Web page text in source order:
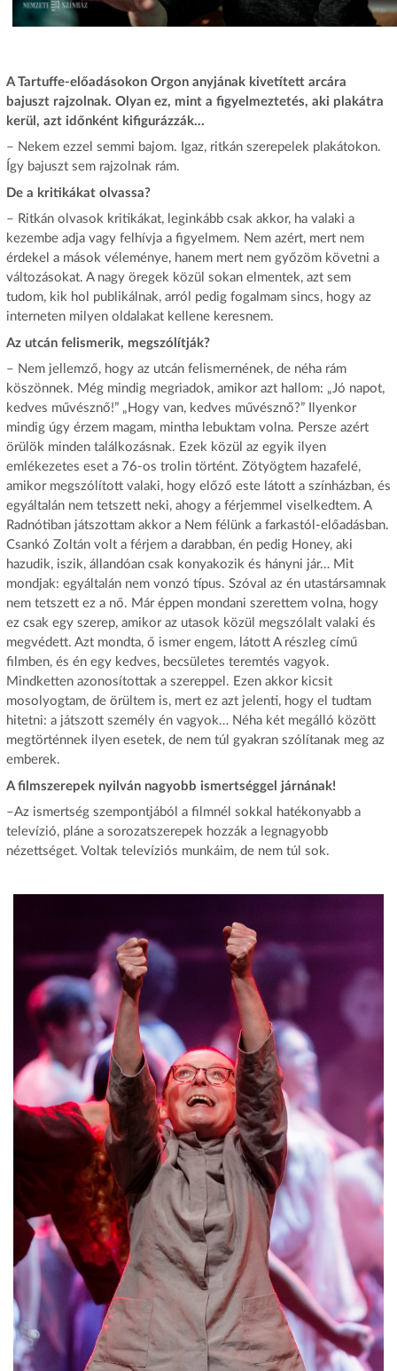
A Tartuffe-előadásokon Orgon anyjának kivetített arcára
bajuszt rajzolnak. Olyan ez, mint a figyelmeztetés, aki plakátra
kerül, azt időnként kifigurázzák…
– Nekem ezzel semmi bajom. Igaz, ritkán szerepelek plakátokon.
Így bajuszt sem rajzolnak rám.
De a kritikákat olvassa?
– Ritkán olvasok kritikákat, leginkább csak akkor, ha valaki a
kezembe adja vagy felhívja a figyelmem. Nem azért, mert nem
érdekel a mások véleménye, hanem mert nem győzöm követni a
változásokat. A nagy öregek közül sokan elmentek, azt sem
tudom, kik hol publikálnak, arról pedig fogalmam sincs, hogy az
interneten milyen oldalakat kellene keresnem.
Az utcán felismerik, megszólítják?
– Nem jellemző, hogy az utcán felismernének, de néha rám
köszönnek. Még mindig megriadok, amikor azt hallom: „Jó napot,
kedves művésznő!” „Hogy van, kedves művésznő?” Ilyenkor
mindig úgy érzem magam, mintha lebuktam volna. Persze azért
örülök minden találkozásnak. Ezek közül az egyik ilyen
emlékezetes eset a 76-os trolin történt. Zötyögtem hazafelé,
amikor megszólított valaki, hogy előző este látott a színházban, és
egyáltalán nem tetszett neki, ahogy a férjemmel viselkedtem. A
Radnótiban játszottam akkor a Nem félünk a farkastól-előadásban.
Csankó Zoltán volt a férjem a darabban, én pedig Honey, aki
hazudik, iszik, állandóan csak konyakozik és hányni jár… Mit
mondjak: egyáltalán nem vonzó típus. Szóval az én utastársamnak
nem tetszett ez a nő. Már éppen mondani szerettem volna, hogy
ez csak egy szerep, amikor az utasok közül megszólalt valaki és
megvédett. Azt mondta, ő ismer engem, látott A részleg című
filmben, és én egy kedves, becsületes teremtés vagyok.
Mindketten azonosítottak a szereppel. Ezen akkor kicsit
mosolyogtam, de örültem is, mert ez azt jelenti, hogy el tudtam
hitetni: a játszott személy én vagyok… Néha két megálló között
megtörténnek ilyen esetek, de nem túl gyakran szólítanak meg az
emberek.
A filmszerepek nyilván nagyobb ismertséggel járnának!
–Az ismertség szempontjából a filmnél sokkal hatékonyabb a
televízió, pláne a sorozatszerepek hozzák a legnagyobb
nézettséget. Voltak televíziós munkáim, de nem túl sok.